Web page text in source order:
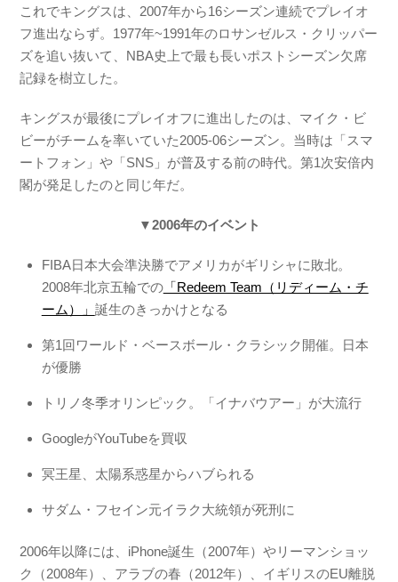
これでキングスは、2007年から16シーズン連続でプレイオ
フ進出ならず。1977年~1991年のロサンゼルス・クリッパー
ズを追い抜いて、NBA史上で最も長いポストシーズン欠席
記録を樹立した。
キングスが最後にプレイオフに進出したのは、マイク・ビ
ビーがチームを率いていた2005-06シーズン。当時は「スマ
ートフォン」や「SNS」が普及する前の時代。第1次安倍内
閣が発足したのと同じ年だ。
▼2006年のイベント
FIBA日本大会準決勝でアメリカがギリシャに敗北。
2008年北京五輪での「Redeem Team（リディーム・チ
ーム）」 誕生のきっかけとなる
第1回ワールド・ベースボール・クラシック開催。日本
が優勝
トリノ冬季オリンピック。「イナバウアー」が大流行
GoogleがYouTubeを買収
冥王星、太陽系惑星からハブられる
サダム・フセイン元イラク大統領が死刑に
2006年以降には、iPhone誕生（2007年）やリーマンショッ
ク（2008年）、アラブの春（2012年）、イギリスのEU離脱